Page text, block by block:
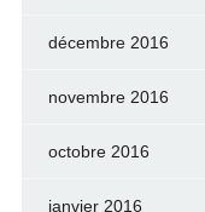
décembre 2016
novembre 2016
octobre 2016
janvier 2016